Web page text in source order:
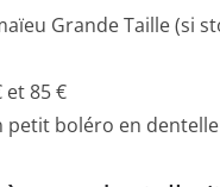
Grande Taille (si
et 85 €
petit boléro en